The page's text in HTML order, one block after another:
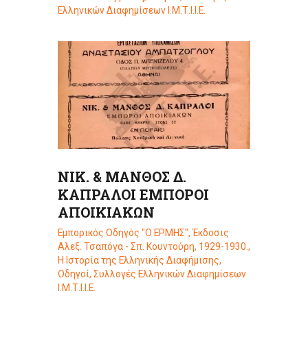
Ελληνικών Διαφημίσεων Ι.Μ.Τ.Ι.Ι.Ε.
ΝΙΚ. & ΜΑΝΘΟΣ Δ.
ΚΑΠΡΑΛΟΙ ΕΜΠΟΡΟΙ
ΑΠΟΙΚΙΑΚΩΝ
Εμπορικός Οδηγός "Ο ΕΡΜΗΣ", Έκδοσις
Αλεξ. Τσαπόγα - Σπ. Κουντούρη, 1929-1930. ,
Η Ιστορία της Ελληνικής Διαφήμισης,
Οδηγοί, Συλλογές Ελληνικών Διαφημίσεων
Ι.Μ.Τ.Ι.Ι.Ε.